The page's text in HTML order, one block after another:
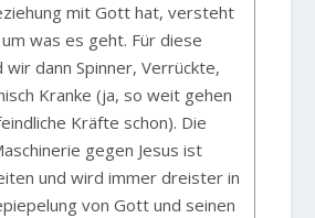
mit Gott hat, versteht
was es geht. Für diese
wir dann Spinner, Verrückte,
Kranke (ja, so weit gehen
Kräfte schon). Die
gegen Jesus ist
und wird immer dreister in
von Gott und seinen